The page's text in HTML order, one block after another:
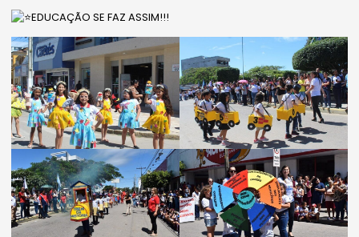
EDUCAÇÃO SE FAZ ASSIM!!!